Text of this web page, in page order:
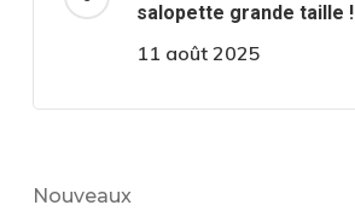
salopette grande taille !
11 août 2025
Nouveaux